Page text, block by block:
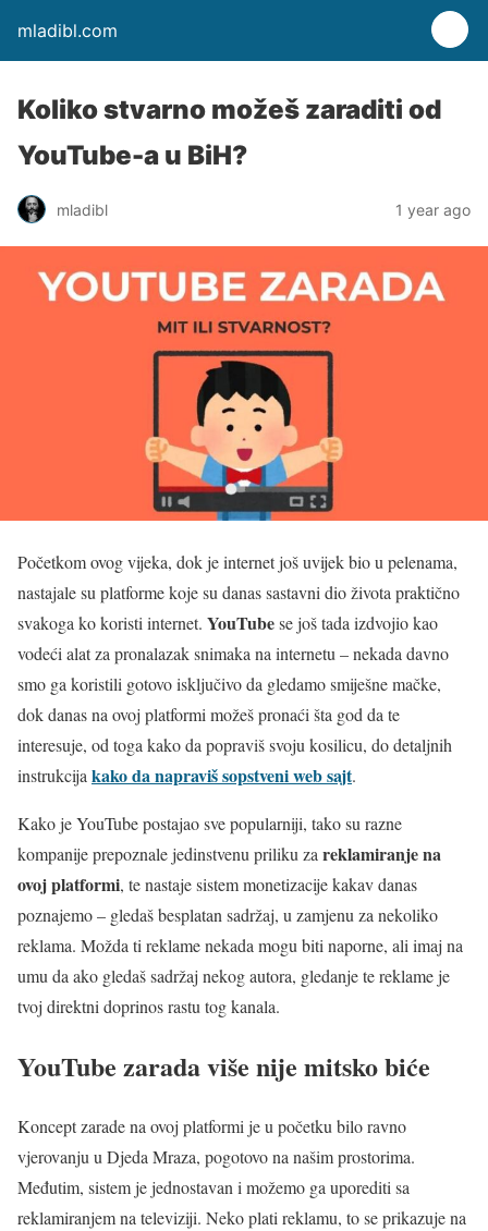
mladibl.com
Koliko stvarno možeš zaraditi od
YouTube-a u BiH?
mladibl 1 year ago
Početkom ovog vijeka, dok je internet još uvijek bio u pelenama,
nastajale su platforme koje su danas sastavni dio života praktično
svakoga ko koristi internet. YouTubese još tada izdvojio kao
vodeći alat za pronalazak snimaka na internetu – nekada davno
smo ga koristili gotovo isključivo da gledamo smiješne mačke,
dok danas na ovoj platformi možeš pronaći šta god da te
interesuje, od toga kako da popraviš svoju kosilicu, do detaljnih
instrukcija kako da napraviš sopstveni web sajt.
Kako je YouTube postajao sve popularniji, tako su razne
kompanije prepoznale jedinstvenu priliku za reklamiranje na
ovoj platformi, te nastaje sistem monetizacije kakav danas
poznajemo – gledaš besplatan sadržaj, u zamjenu za nekoliko
reklama. Možda ti reklame nekada mogu biti naporne, ali imaj na
umu da ako gledaš sadržaj nekog autora, gledanje te reklame je
tvoj direktni doprinos rastu tog kanala.
YouTube zarada više nije mitsko biće
Koncept zarade na ovoj platformi je u početku bilo ravno
vjerovanju u Djeda Mraza, pogotovo na našim prostorima.
Međutim, sistem je jednostavan i možemo ga uporediti sa
reklamiranjem na televiziji. Neko plati reklamu, to se prikazuje na